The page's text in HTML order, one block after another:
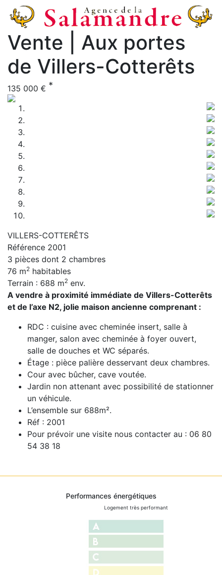
Vente | Aux portes
de Villers-Cotterêts
135 000 € *
Previous Next
VILLERS-COTTERÊTS
Référence 2001
3 pièces dont 2 chambres
76 m2 habitables
Terrain : 688 m2 env.
A vendre à proximité immédiate de Villers-Cotterêts
et de l’axe N2, jolie maison ancienne comprenant :
RDC : cuisine avec cheminée insert, salle à
manger, salon avec cheminée à foyer ouvert,
salle de douches et WC séparés.
Étage : pièce palière desservant deux chambres.
Cour avec bûcher, cave voutée.
Jardin non attenant avec possibilité de stationner
un véhicule.
L’ensemble sur 688m².
Réf : 2001
Pour prévoir une visite nous contacter au : 06 80
54 38 18
Performances énergétiques
Logement très performant